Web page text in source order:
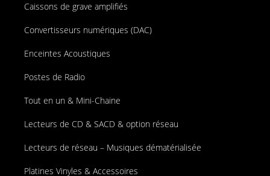
Caissons de grave amplifiés
Convertisseurs numériques (DAC)
Enceintes Acoustiques
Postes de Radio
Tout en un & Mini-Chaine
Lecteurs de CD & SACD & option réseau
Lecteurs de réseau – Musiques dématérialisée
Platines Vinyles & Accessoires